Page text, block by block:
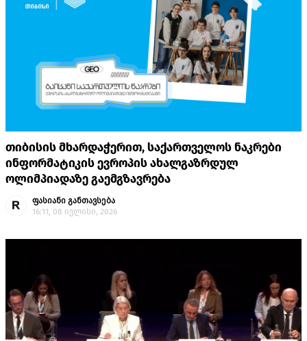
თიბისის მხარდაჭერით, საქართველოს ნაკრები
ინფორმატიკის ევროპის ახალგაზრდულ
ოლიმპიადაზე გაემგზავრება
ფასიანი განთავსება
16:11, 08 ივლისი, 2026